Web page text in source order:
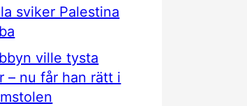
sviker Palestina
ville tysta
– nu får han rätt i